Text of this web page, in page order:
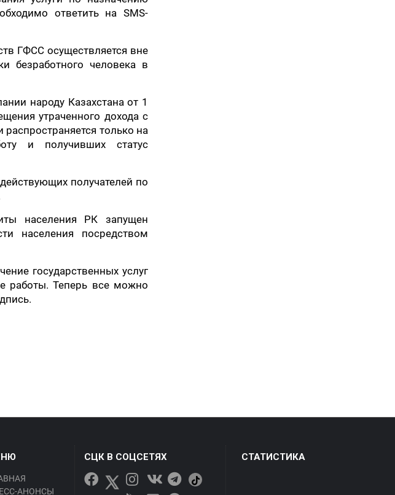
ответить на SMS-
ГФСС осуществляется вне
безработного человека в
народу Казахстана от 1
утраченного дохода с
только на
и получивших статус
получателей по
населения РК запущен
населения посредством
государственных услуг
работы. Теперь все можно
АНОНСЫ
СЦК В СОЦСЕТЯХ СТАТИСТИКА